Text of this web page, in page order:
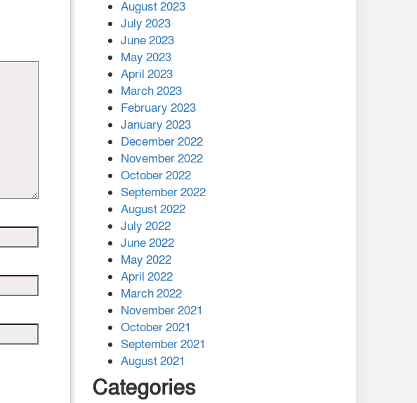
August 2023
July 2023
June 2023
May 2023
April 2023
March 2023
February 2023
January 2023
December 2022
November 2022
October 2022
September 2022
August 2022
July 2022
June 2022
May 2022
April 2022
March 2022
November 2021
October 2021
September 2021
August 2021
Categories